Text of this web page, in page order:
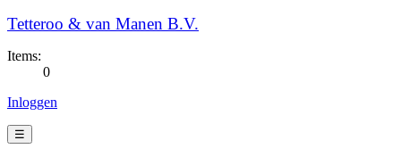
Tetteroo & van Manen B.V.
Items:
0
Inloggen
☰